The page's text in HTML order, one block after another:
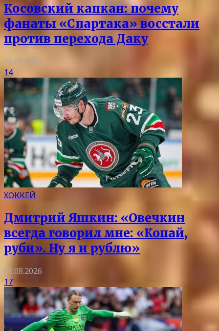
Косовский капкан: почему
фанаты «Спартака» восстали
против перехода Даку
06.08.2026
14
ХОККЕЙ
Дмитрий Яшкин: «Овечкин
всегда говорил мне: «Копай,
руби». Ну я и рублю»
06.08.2026
17